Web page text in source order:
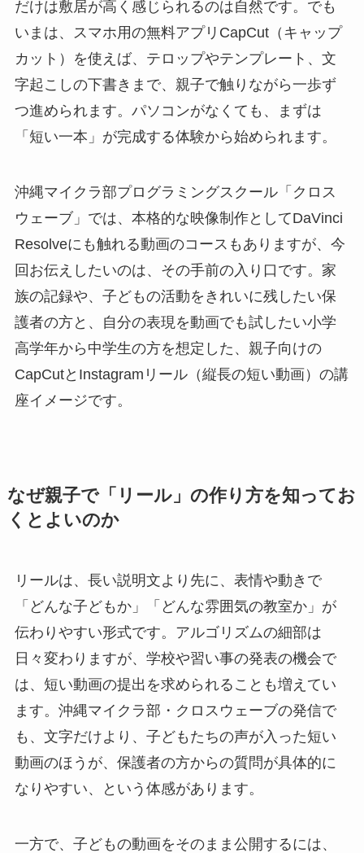
だけは敷居が高く感じられるのは自然です。でも
いまは、スマホ用の無料アプリCapCut（キャップ
カット）を使えば、テロップやテンプレート、文
字起こしの下書きまで、親子で触りながら一歩ず
つ進められます。パソコンがなくても、まずは
「短い一本」が完成する体験から始められます。
沖縄マイクラ部プログラミングスクール「クロス
ウェーブ」では、本格的な映像制作としてDaVinci
Resolveにも触れる動画のコースもありますが、今
回お伝えしたいのは、その手前の入り口です。家
族の記録や、子どもの活動をきれいに残したい保
護者の方と、自分の表現を動画でも試したい小学
高学年から中学生の方を想定した、親子向けの
CapCutとInstagramリール（縦長の短い動画）の講
座イメージです。
なぜ親子で「リール」の作り方を知ってお
くとよいのか
リールは、長い説明文より先に、表情や動きで
「どんな子どもか」「どんな雰囲気の教室か」が
伝わりやすい形式です。アルゴリズムの細部は
日々変わりますが、学校や習い事の発表の機会で
は、短い動画の提出を求められることも増えてい
ます。沖縄マイクラ部・クロスウェーブの発信で
も、文字だけより、子どもたちの声が入った短い
動画のほうが、保護者の方からの質問が具体的に
なりやすい、という体感があります。
一方で、子どもの動画をそのまま公開するには、